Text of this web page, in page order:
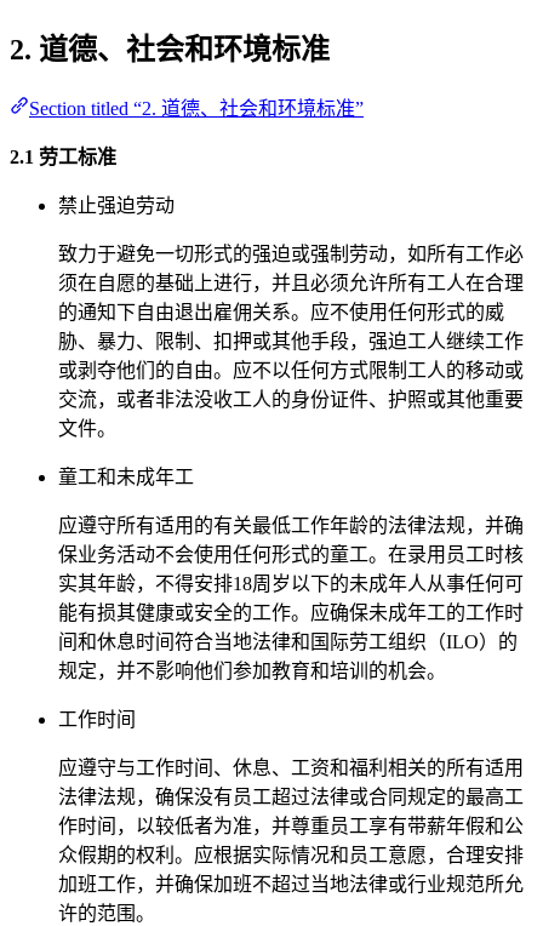
2. 道德、社会和环境标准
Section titled “2. 道德、社会和环境标准”
2.1 劳工标准
禁止强迫劳动
致力于避免一切形式的强迫或强制劳动，如所有工作必
须在自愿的基础上进行，并且必须允许所有工人在合理
的通知下自由退出雇佣关系。应不使用任何形式的威
胁、暴力、限制、扣押或其他手段，强迫工人继续工作
或剥夺他们的自由。应不以任何方式限制工人的移动或
交流，或者非法没收工人的身份证件、护照或其他重要
文件。
童工和未成年工
应遵守所有适用的有关最低工作年龄的法律法规，并确
保业务活动不会使用任何形式的童工。在录用员工时核
实其年龄，不得安排18周岁以下的未成年人从事任何可
能有损其健康或安全的工作。应确保未成年工的工作时
间和休息时间符合当地法律和国际劳工组织（ILO）的
规定，并不影响他们参加教育和培训的机会。
工作时间
应遵守与工作时间、休息、工资和福利相关的所有适用
法律法规，确保没有员工超过法律或合同规定的最高工
作时间，以较低者为准，并尊重员工享有带薪年假和公
众假期的权利。应根据实际情况和员工意愿，合理安排
加班工作，并确保加班不超过当地法律或行业规范所允
许的范围。